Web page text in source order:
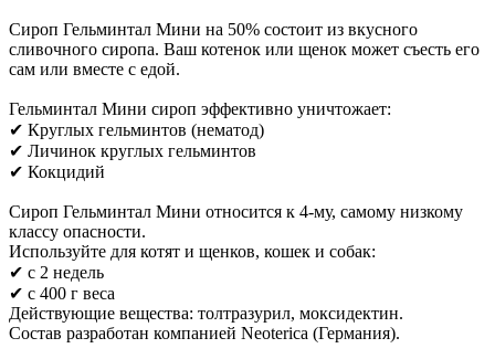
Сироп Гельминтал Мини на 50% состоит из вкусного
сливочного сиропа. Ваш котенок или щенок может съесть его
сам или вместе с едой.
Гельминтал Мини сироп эффективно уничтожает:
✔ Круглых гельминтов (нематод)
✔ Личинок круглых гельминтов
✔ Кокцидий
Сироп Гельминтал Мини относится к 4-му, самому низкому
классу опасности.
Используйте для котят и щенков, кошек и собак:
✔ с 2 недель
✔ с 400 г веса
Действующие вещества: толтразурил, моксидектин.
Состав разработан компанией Neoterica (Германия).